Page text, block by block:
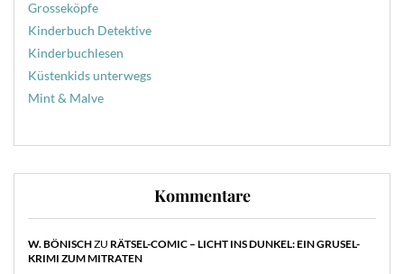
Grosseköpfe
Kinderbuch Detektive
Kinderbuchlesen
Küstenkids unterwegs
Mint & Malve
Kommentare
W. BÖNISCHZU RÄTSEL-COMIC – LICHT INS DUNKEL: EIN GRUSEL-
KRIMI ZUM MITRATEN